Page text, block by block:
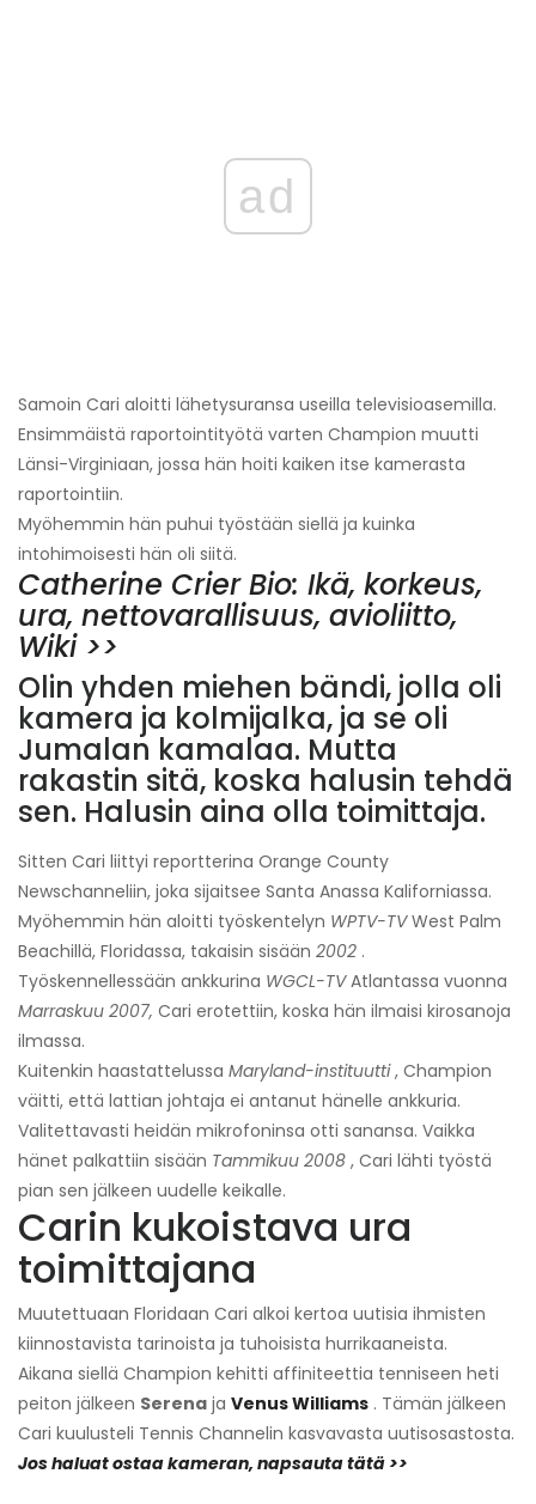
ad
Samoin Cari aloitti lähetysuransa useilla televisioasemilla.
Ensimmäistä raportointityötä varten Champion muutti
Länsi-Virginiaan, jossa hän hoiti kaiken itse kamerasta
raportointiin.
Myöhemmin hän puhui työstään siellä ja kuinka
intohimoisesti hän oli siitä.
Catherine Crier Bio: Ikä, korkeus,
ura, nettovarallisuus, avioliitto,
Wiki >>
Olin yhden miehen bändi, jolla oli
kamera ja kolmijalka, ja se oli
Jumalan kamalaa. Mutta
rakastin sitä, koska halusin tehdä
sen. Halusin aina olla toimittaja.
Sitten Cari liittyi reportterina Orange County
Newschanneliin, joka sijaitsee Santa Anassa Kaliforniassa.
Myöhemmin hän aloitti työskentelyn WPTV-TVWest Palm
Beachillä, Floridassa, takaisin sisään 2002 .
Työskennellessään ankkurina WGCL-TVAtlantassa vuonna
Marraskuu 2007, Cari erotettiin, koska hän ilmaisi kirosanoja
ilmassa.
Kuitenkin haastattelussa Maryland-instituutti, Champion
väitti, että lattian johtaja ei antanut hänelle ankkuria.
Valitettavasti heidän mikrofoninsa otti sanansa. Vaikka
hänet palkattiin sisään Tammikuu 2008 , Cari lähti työstä
pian sen jälkeen uudelle keikalle.
Carin kukoistava ura
toimittajana
Muutettuaan Floridaan Cari alkoi kertoa uutisia ihmisten
kiinnostavista tarinoista ja tuhoisista hurrikaaneista.
Aikana siellä Champion kehitti affiniteettia tenniseen heti
peiton jälkeen Serena ja Venus Williams . Tämän jälkeen
Cari kuulusteli Tennis Channelin kasvavasta uutisosastosta.
Jos haluat ostaa kameran, napsauta tätä >>